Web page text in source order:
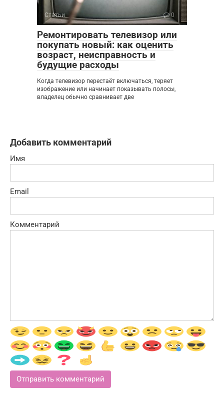
Статьи 0
Ремонтировать телевизор или
покупать новый: как оценить
возраст, неисправность и
будущие расходы
Когда телевизор перестаёт включаться, теряет
изображение или начинает показывать полосы,
владелец обычно сравнивает две
Добавить комментарий
Имя
Email
Комментарий